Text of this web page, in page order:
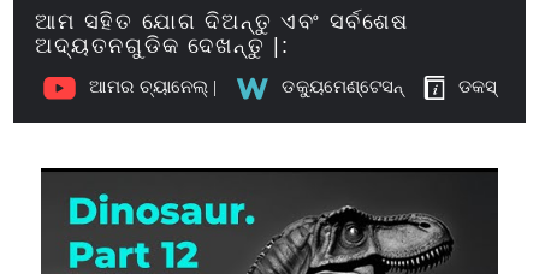
ଆମ ସହିତ ଯୋଗ ଦିଅନ୍ତୁ ଏବଂ ସର୍ବଶେଷ
ଅଦ୍ୟତନଗୁଡିକ ଦେଖନ୍ତୁ |:
ଆମର ଚ୍ୟାନେଲ୍ | ଡକ୍ୟୁମେଣ୍ଟେସନ୍ ଡକସ୍